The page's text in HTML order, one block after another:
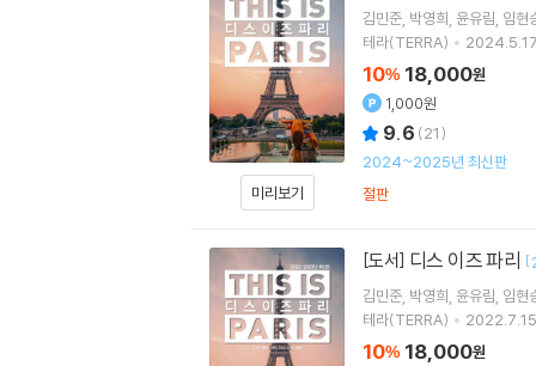
미리보기
김민준 박영희 윤유림 임현
테라(TERRA)
10% 18,000원
1,000원
9.6 (21)
2024~2025년 최신판
절판
[도서] 디스 이즈 파리 [
김민준 박영희 윤유림 임현
테라(TERRA)
10% 18,000원